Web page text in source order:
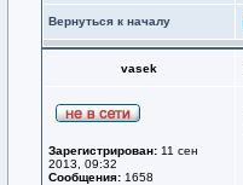
Вернуться к началу
vasek
Зарегистрирован: 11 сен
2013, 09:32
Сообщения: 1658